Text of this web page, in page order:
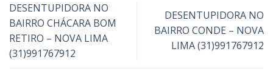
DESENTUPIDORA NO
BAIRRO CHÁCARA BOM
RETIRO – NOVA LIMA
(31)991767912
DESENTUPIDORA NO
BAIRRO CONDE – NOVA
LIMA (31)991767912